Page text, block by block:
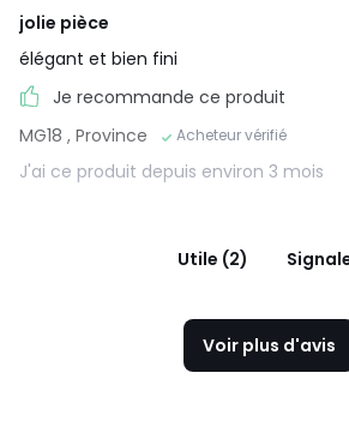
jolie pièce
élégant et bien fini
Je recommande ce produit
MG18 , Province Acheteur vérifié
J'ai ce produit depuis environ 3 mois
Utile (2)
Voir plus d'avis